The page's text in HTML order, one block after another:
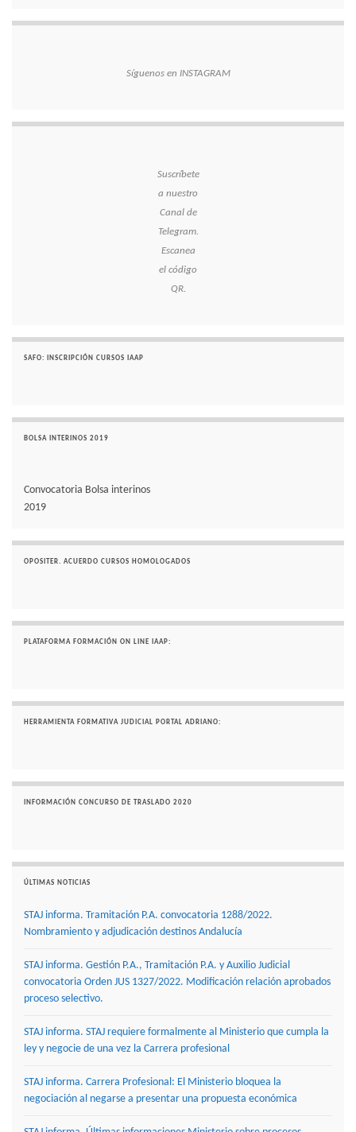
Síguenos en INSTAGRAM
Suscríbete
a nuestro
Canal de
Telegram.
Escanea
el código
QR.
SAFO: INSCRIPCIÓN CURSOS IAAP
BOLSA INTERINOS 2019
Convocatoria Bolsa interinos
2019
OPOSITER. ACUERDO CURSOS HOMOLOGADOS
PLATAFORMA FORMACIÓN ON LINE IAAP:
HERRAMIENTA FORMATIVA JUDICIAL PORTAL ADRIANO:
INFORMACIÓN CONCURSO DE TRASLADO 2020
ÚLTIMAS NOTICIAS
STAJ informa. Tramitación P.A. convocatoria 1288/2022.
Nombramiento y adjudicación destinos Andalucía
STAJ informa. Gestión P.A., Tramitación P.A. y Auxilio Judicial
convocatoria Orden JUS 1327/2022. Modificación relación aprobados
proceso selectivo.
STAJ informa. STAJ requiere formalmente al Ministerio que cumpla la
ley y negocie de una vez la Carrera profesional
STAJ informa. Carrera Profesional: El Ministerio bloquea la
negociación al negarse a presentar una propuesta económica